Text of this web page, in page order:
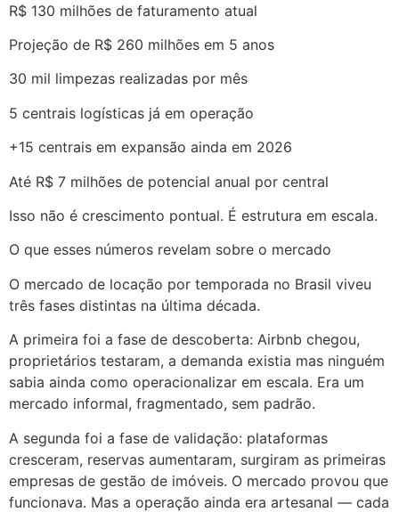
R$ 130 milhões de faturamento atual
Projeção de R$ 260 milhões em 5 anos
30 mil limpezas realizadas por mês
5 centrais logísticas já em operação
+15 centrais em expansão ainda em 2026
Até R$ 7 milhões de potencial anual por central
Isso não é crescimento pontual. É estrutura em escala.
O que esses números revelam sobre o mercado
O mercado de locação por temporada no Brasil viveu
três fases distintas na última década.
A primeira foi a fase de descoberta: Airbnb chegou,
proprietários testaram, a demanda existia mas ninguém
sabia ainda como operacionalizar em escala. Era um
mercado informal, fragmentado, sem padrão.
A segunda foi a fase de validação: plataformas
cresceram, reservas aumentaram, surgiram as primeiras
empresas de gestão de imóveis. O mercado provou que
funcionava. Mas a operação ainda era artesanal — cada